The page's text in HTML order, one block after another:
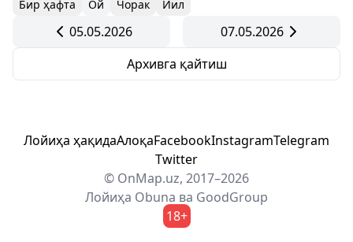
Бир ҳафта Ой Чорак Йил
05.05.2026
07.05.2026
Архивга қайтиш
Лойиҳа ҳақидаАлоқаFacebookInstagramTelegram
Twitter
© OnMap.uz, 2017–2026
Лойиҳа Obuna ва GoodGroup
18+